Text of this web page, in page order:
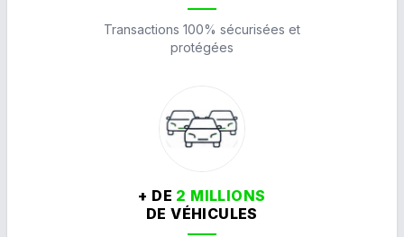
Transactions 100% sécurisées et
protégées
+ DE 2 MILLIONS
DE VÉHICULES